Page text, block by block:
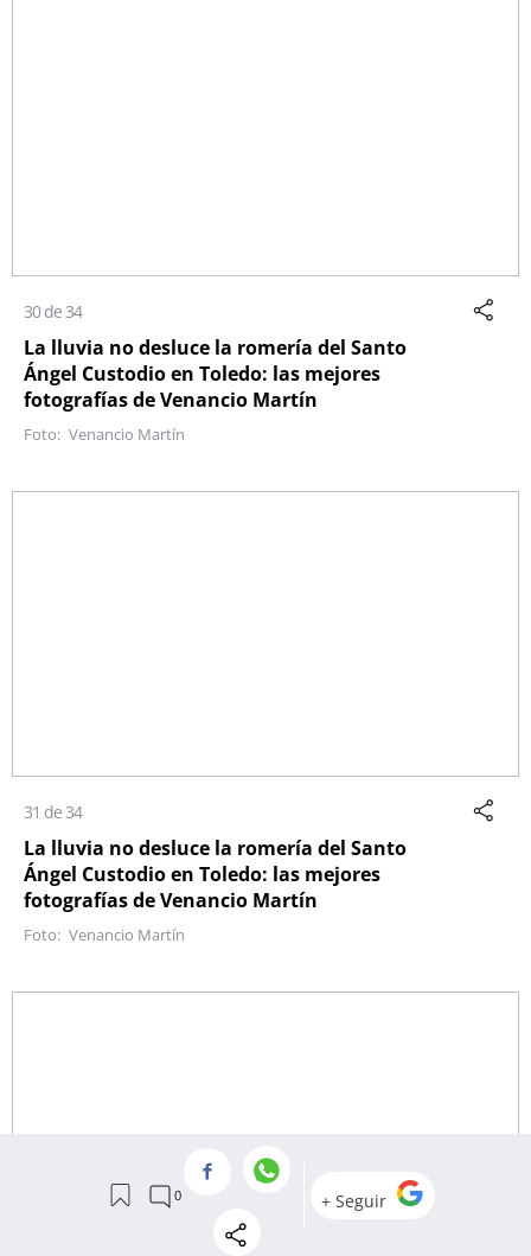
30 de 34
La lluvia no desluce la romería del Santo
Ángel Custodio en Toledo: las mejores
fotografías de Venancio Martín
Venancio Martín
31 de 34
La lluvia no desluce la romería del Santo
Ángel Custodio en Toledo: las mejores
fotografías de Venancio Martín
Venancio Martín